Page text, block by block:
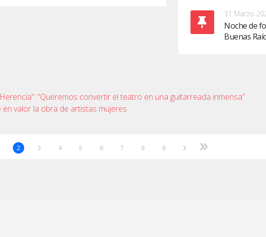
31 Marzo
Noche de
Buenas
“Queremos convertir el teatro en una guitarreada inmensa”
valor la obra de artistas mujeres
2 3 4 5 6 7 8 9